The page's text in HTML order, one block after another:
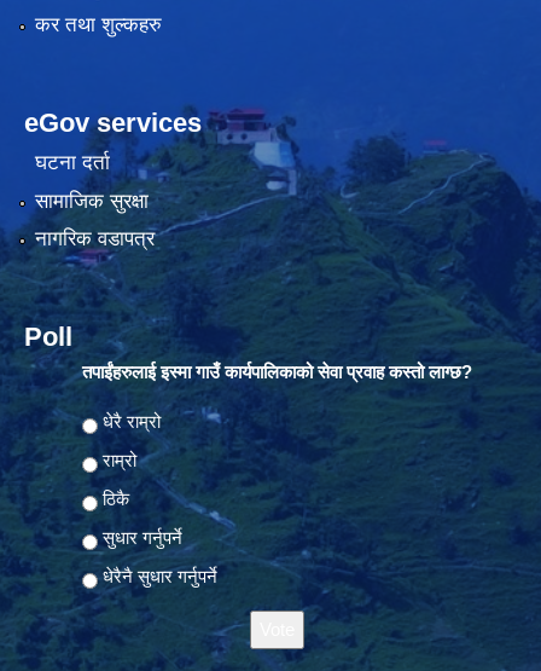
कर तथा शुल्कहरु
eGov services
घटना दर्ता
सामाजिक सुरक्षा
नागरिक वडापत्र
Poll
तपाईंहरुलाई इस्मा गाउँ कार्यपालिकाको सेवा प्रवाह कस्तो लाग्छ?
Choices
धेरै राम्रो
राम्रो
ठिकै
सुधार गर्नुपर्ने
धेरैनै सुधार गर्नुपर्ने